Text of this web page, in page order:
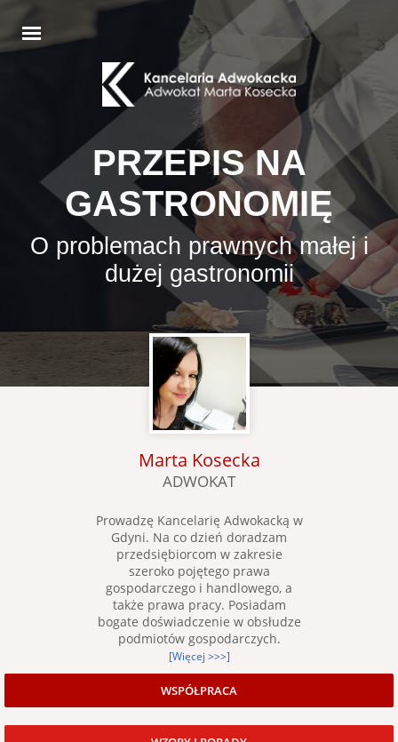
PRZEPIS NA
GASTRONOMIĘ
O problemach prawnych małej i
dużej gastronomii
Marta Kosecka
ADWOKAT
Prowadzę Kancelarię Adwokacką w
Gdyni. Na co dzień doradzam
przedsiębiorcom w zakresie
szeroko pojętego prawa
gospodarczego i handlowego, a
także prawa pracy. Posiadam
bogate doświadczenie w obsłudze
podmiotów gospodarczych.
[Więcej >>>]
WSPÓŁPRACA